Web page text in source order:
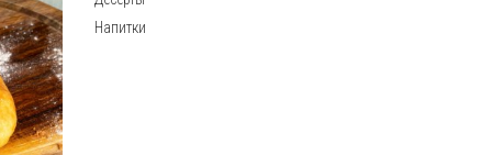
Напитки